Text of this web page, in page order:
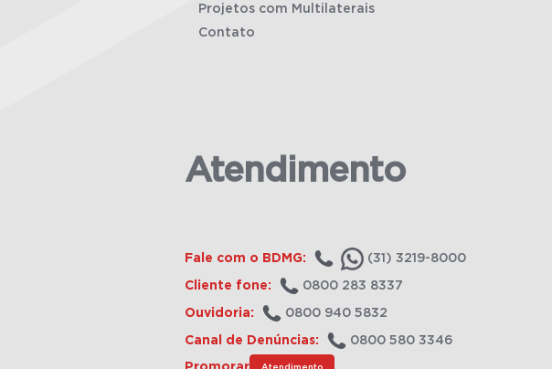
Projetos com Multilaterais
Contato
Atendimento
Fale com o BDMG: (31) 3219-8000
Cliente fone: 0800 283 8337
Ouvidoria: 0800 940 5832
Canal de Denúncias: 0800 580 3346
Atendimento